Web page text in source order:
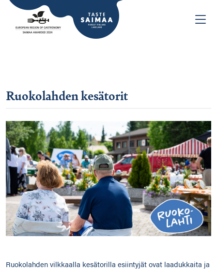
Ruokolahden kesätorit
Ruokolahden vilkkaalla kesätorilla esiintyjät ovat laadukkaita ja